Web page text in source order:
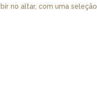
no altar, com uma seleção